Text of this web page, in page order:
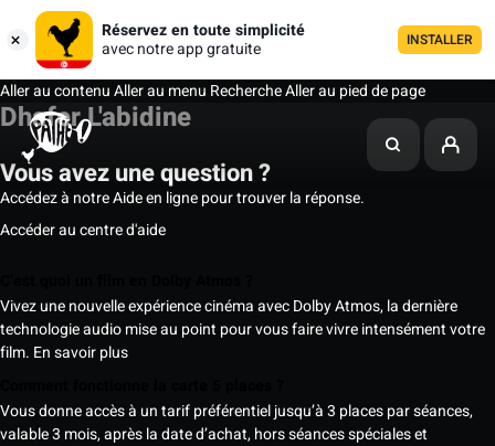
Réservez en toute simplicité
avec notre app gratuite
INSTALLER
Aller au contenuAller au menu RechercheAller au pied de page
Dhafer L'abidine
Vous avez une question ?
Accédez à notre Aide en ligne pour trouver la réponse.
Accéder au centre d'aide
Vivez une nouvelle expérience cinéma avec Dolby Atmos, la dernière
technologie audio mise au point pour vous faire vivre intensément votre
film. En savoir plus
Vous donne accès à un tarif préférentiel jusqu’à 3 places par séances,
valable 3 mois, après la date d’achat, hors séances spéciales et